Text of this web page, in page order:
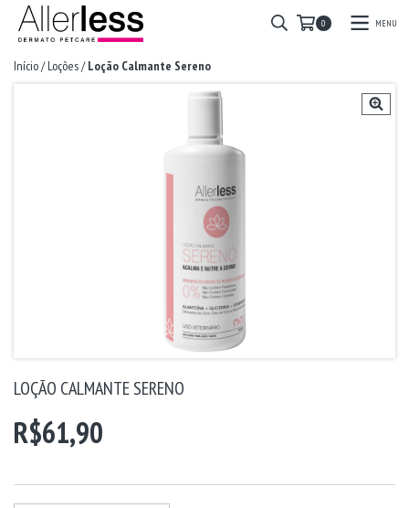
0 MENU
Início/ Loções/ Loção Calmante Sereno
LOÇÃO CALMANTE SERENO
R$61,90